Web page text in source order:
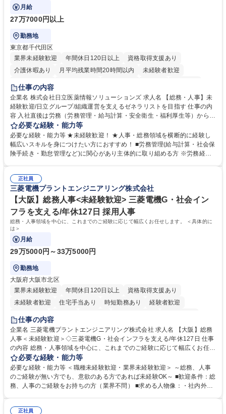
ます。
月給
27万7000円以上
勤務地
東京都千代田区
業界未経験歓迎
年間休日120日以上
資格取得支援あり
介護休暇あり
月平均残業時間20時間以内
未経験者歓迎
住宅手当あり
育休あり
完全週休2日制 交通費支給 土日祝休み 寮・社宅あり
仕事の内容
企業名 株式会社日立医薬情報ソリューションズ 求人名 【総務・人事】未
経験歓迎/日立グループ/組織運営を支えるゼネラリストを目指す 仕事の内
容 入社直後は労務（労務管理・給与計算・安全衛生・福利厚生等）からお
任せいたします。将来は総務・採用・教育業務へ守備範囲を広げ、組織運
営を支えるゼネラリストをめざせます。 ・初期業務：労働時間管理、給与
計算、社会保険対応、福利厚生管理、安全衛生、健康経営推進等をお任せ
します。ご経験に応じて、休職者管理など、幅広く経験を積んでいただき
幅広く経験を積みたい意欲がある方に最適な環境です。 募集職種 【総
務・人事】未経験歓迎/日立グループ/組織運営を支えるゼネラリストを目
指す
必要な経験・能力等
必要な経験・能力等 ★未経験歓迎！ ★人事・総務領域を横断的に経験し
幅広いスキルを身につけたい方におすすめ！ ■労務管理(給与計算・社会保
険手続き・勤怠管理など)に関心があり主体的に取り組める方 ※労務経験
のご経験 ■労務管理（給与計算・社会保険手続き・勤怠管理など）の経験
■衛生管理者の資格をお持ちの方 学歴・資格 学歴：大学院 大学 高専 短大
専修学校 高校 語学力： 資格：
正社員
三菱電機プラントエンジニアリング株式会社
【大阪】総務人事<未経験歓迎> 三菱電機G・社会イン
フラを支える/年休127日 採用人事
総務・人事領域を中心に、これまでのご経験に応じて幅広くお任せします。 ＜具体的に
は＞
月給
29万5000円～33万5000円
勤務地
大阪府大阪市北区
業界未経験歓迎
年間休日120日以上
資格取得支援あり
未経験者歓迎
住宅手当あり 時短勤務あり
経験者歓迎
退職金あり
駅近5分以内
土日祝休み 服装自由 寮・社宅あり 食事補助あり
仕事の内容
企業名 三菱電機プラントエンジニアリング株式会社 求人名 【大阪】総務
人事＜未経験歓迎＞◇三菱電機G・社会インフラを支える/年休127日 仕事
の内容 総務・人事領域を中心に、これまでのご経験に応じて幅広くお任せ
します。 ＜具体的には＞ ・総務/人事労務（給与・社保・勤怠管理など）
・採用・教育研修 ・福利厚生運用 など ※基本的には事務所勤務ですが、
採用や教育等の業務内容により、関西圏以外への日帰り・宿泊を伴う国内
出張もございます。 ※担当業務を持ちつつ、お互いに助け合いながら、総
必要な経験・能力等
必要な経験・能力等 ＜職種未経験歓迎・業界未経験歓迎＞ ～総務、人事
のご経験が無い方でも、意欲のある方であれば未経験OK～ ■歓迎条件：総
務、人事のご経験をお持ちの方（業界不問） ■求める人物像：・社内外の
正社員